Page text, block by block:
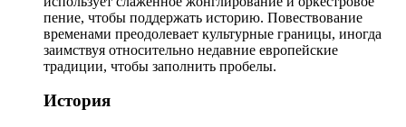
пение, чтобы поддержать историю. Повествование
временами преодолевает культурные границы, иногда
заимствуя относительно недавние европейские
традиции, чтобы заполнить пробелы.
История